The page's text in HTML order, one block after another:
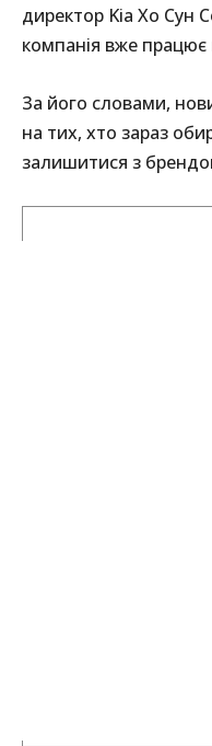
директор Kia Хо Сун
компанія вже
За його словами,
на тих, хто зараз
залишитися з